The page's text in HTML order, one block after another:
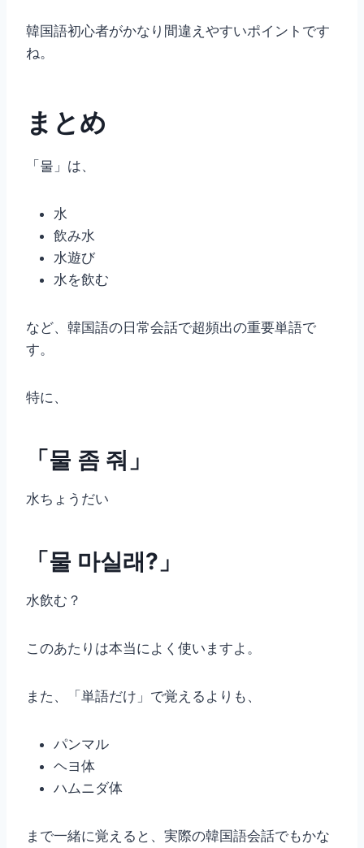
韓国語初心者がかなり間違えやすいポイントです
ね。
まとめ
「물」は、
水
飲み水
水遊び
水を飲む
など、韓国語の日常会話で超頻出の重要単語で
す。
特に、
「물 좀 줘」
水ちょうだい
「물 마실래?」
水飲む？
このあたりは本当によく使いますよ。
また、「単語だけ」で覚えるよりも、
パンマル
ヘヨ体
ハムニダ体
まで一緒に覚えると、実際の韓国語会話でもかな